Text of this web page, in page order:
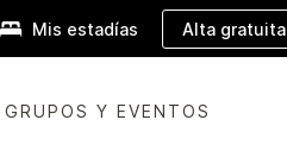
Mis estadías Alta gratuita
GRUPOS Y EVENTOS